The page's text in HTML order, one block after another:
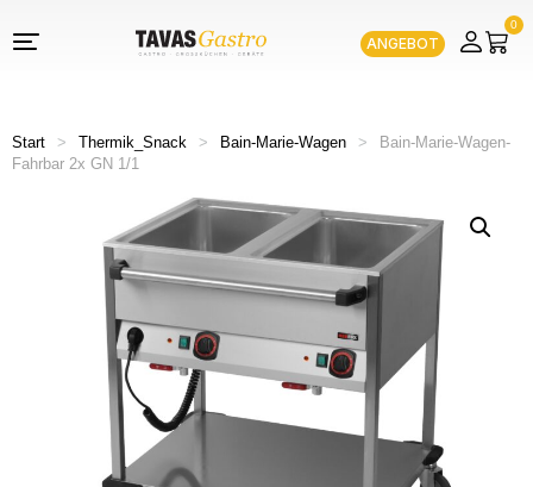
ANGEBOT
0
Start > Thermik_Snack > Bain-Marie-Wagen >
Bain-Marie-Wagen-
Fahrbar 2x GN 1/1